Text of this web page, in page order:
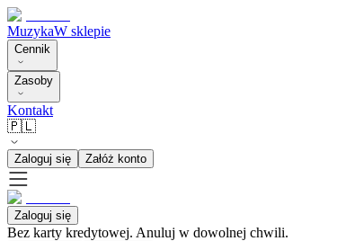
MuzykaW sklepie
Cennik
Zasoby
Kontakt
🇵🇱
Zaloguj się Załóż konto
Zaloguj się
Bez karty kredytowej. Anuluj w dowolnej chwili.